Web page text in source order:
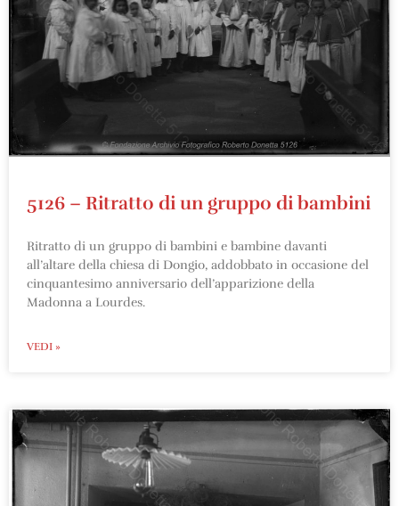
5126 – Ritratto di un gruppo di bambini
Ritratto di un gruppo di bambini e bambine davanti
all’altare della chiesa di Dongio, addobbato in occasione del
cinquantesimo anniversario dell’apparizione della
Madonna a Lourdes.
VEDI »